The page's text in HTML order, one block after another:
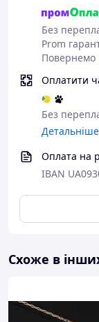
Без
Prom
Повернемо
Оплатити
Без
Детальніше
Оплата на
IBAN
Схоже в